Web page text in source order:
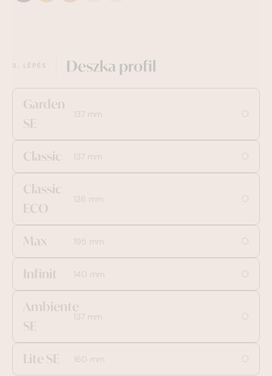
3. LÉPÉS Deszka profil
Garden
SE
137 mm
Classic 137 mm
Classic
ECO
136 mm
Max 195 mm
Infinit 140 mm
Ambiente
SE
137 mm
Lite SE 160 mm